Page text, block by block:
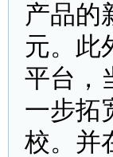
产品的
元。此
平台，
一步拓
校。并